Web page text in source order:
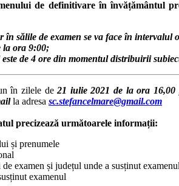
de definitivare în învățământul
în sălile de examen se va face în intervalul
la ora 9:00;
de 4 ore din momentul distribuirii
în zilele de21 iulie 2021 de la ora
la adresa sc.stefancelmare@gmail.com
precizează următoarele informații:
și prenumele
examen și județul unde a susținut examenul
examenul